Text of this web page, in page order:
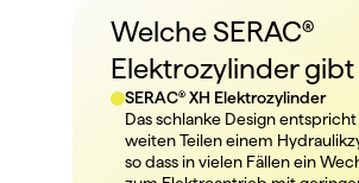
Welche SERAC®
Elektrozylinder gibt
SERAC® XH Elektrozylinder
Das schlanke Design entspricht
weiten Teilen einem
so dass in vielen Fällen ein